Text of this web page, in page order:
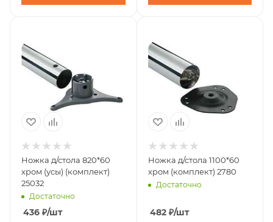
Ножка д/стола 820*60
хром (усы) (комплект)
25032
Достаточно
436 ₽/шт
Ножка д/стола 1100*60
хром (комплект) 2780
Достаточно
482₽/шт